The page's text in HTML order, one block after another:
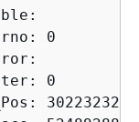
0
0
30223232